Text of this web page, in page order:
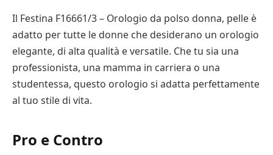
Il Festina F16661/3 – Orologio da polso donna, pelle è
adatto per tutte le donne che desiderano un orologio
elegante, di alta qualità e versatile. Che tu sia una
professionista, una mamma in carriera o una
studentessa, questo orologio si adatta perfettamente
al tuo stile di vita.
Pro e Contro